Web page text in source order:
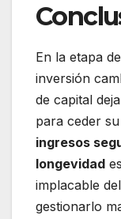
En la etapa
inversión
de capital
para ceder
ingresos
longevidad
implacable
gestionarlo